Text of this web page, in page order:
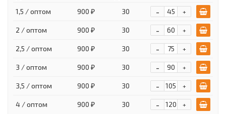
1,5 / оптом 900 ₽ 30 +
-
2 / оптом 900 ₽ 30 +
-
2,5 / оптом 900 ₽ 30 +
-
3 / оптом 900 ₽ 30 +
-
3,5 / оптом 900 ₽ 30 +
-
4 / оптом 900 ₽ 30 +
-